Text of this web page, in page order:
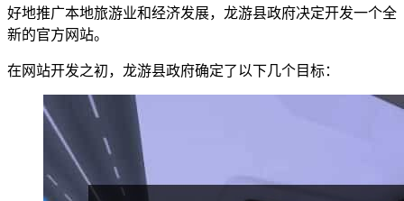
好地推广本地旅游业和经济发展，龙游县政府决定开发一个全
新的官方网站。
在网站开发之初，龙游县政府确定了以下几个目标：